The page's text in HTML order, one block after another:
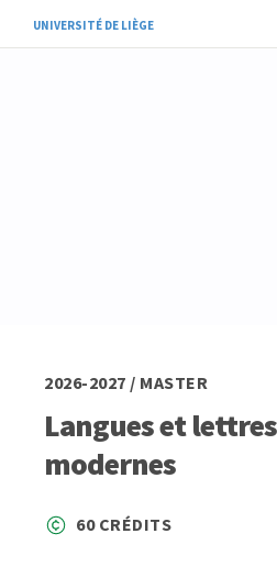
UNIVERSITÉ DE LIÈGE
2026-2027 / MASTER
Langues et
modernes
60 CRÉDITS